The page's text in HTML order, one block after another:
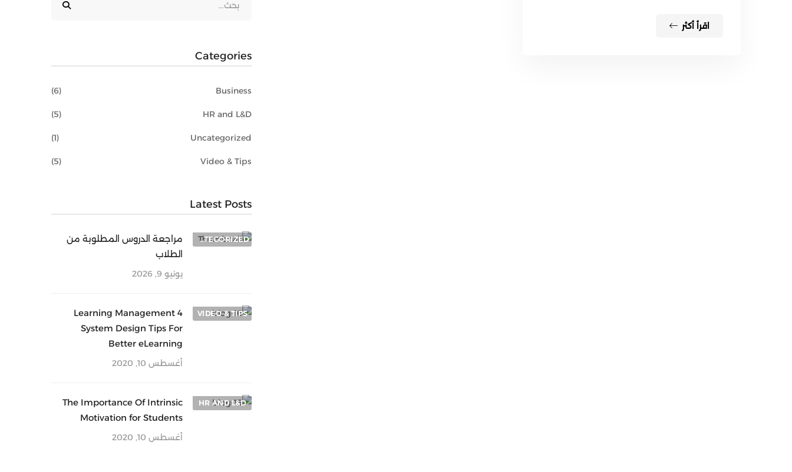
اقرأ أكثر
Categories
Business
(6)
HR and L&D
(5)
Uncategorized
(1)
Video & Tips
(5)
Latest Posts
UNCATEGORIZED
مراجعة الدروس المطلوبة من
الطلاب
يونيو 9, 2026
VIDEO & TIPS
4 Learning Management
System Design Tips For
Better eLearning
أغسطس 10, 2020
HR AND L&D
The Importance Of Intrinsic
Motivation for Students
أغسطس 10, 2020